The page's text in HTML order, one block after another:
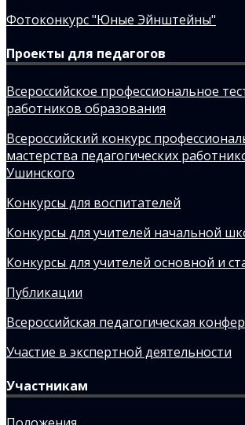
Фотоконкурс "Юные Эйнштейны"
Проекты для педагогов
Всероссийское профессиональное
работников образования
Всероссийский конкурс
мастерства педагогических
Ушинского
Конкурсы для воспитателей
Конкурсы для учителей начальной
Конкурсы для учителей основной и
Публикации
Всероссийская педагогическая
Участие в экспертной деятельности
Участникам